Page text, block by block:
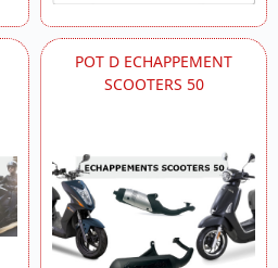
POT D ECHAPPEMENT
SCOOTERS 50